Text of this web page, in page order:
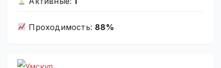
Проходимость: 88%